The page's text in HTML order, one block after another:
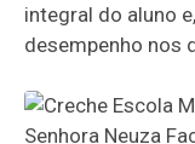
integral do aluno
desempenho nos